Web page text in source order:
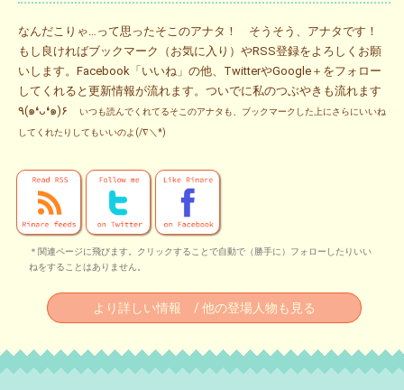
なんだこりゃ…って思ったそこのアナタ！ そうそう、アナタです！
もし良ければブックマーク（お気に入り）やRSS登録をよろしくお願
いします。Facebook「いいね」の他、TwitterやGoogle＋をフォロー
してくれると更新情報が流れます。ついでに私のつぶやきも流れます
٩(๑❛ᴗ❛๑)۶
いつも読んでくれてるそこのアナタも、ブックマークした上にさらにいいね
してくれたりしてもいいのよ(/∇＼*)
＊関連ページに飛びます。クリックすることで自動で（勝手に）フォローしたりいい
ねをすることはありません。
より詳しい情報 / 他の登場人物も見る